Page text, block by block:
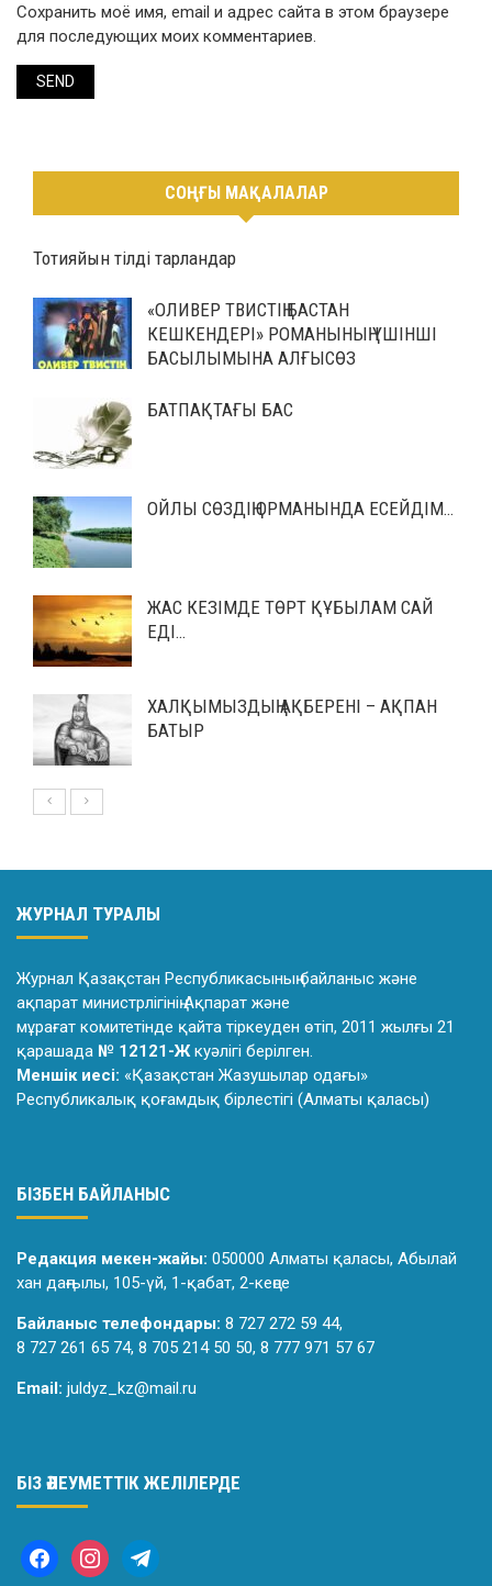
Сохранить моё имя, email и адрес сайта в этом браузере
для последующих моих комментариев.
СОҢҒЫ МАҚАЛАЛАР
Тотияйын тілді тарландар
«ОЛИВЕР ТВИСТІҢ БАСТАН
КЕШКЕНДЕРІ» РОМАНЫНЫҢ ҮШІНШІ
БАСЫЛЫМЫНА АЛҒЫСӨЗ
БАТПАҚТАҒЫ БАС
ОЙЛЫ СӨЗДІҢ ОРМАНЫНДА ЕСЕЙДІМ…
ЖАС КЕЗІМДЕ ТӨРТ ҚҰБЫЛАМ САЙ
ЕДІ…
ХАЛҚЫМЫЗДЫҢ АҚБЕРЕНІ – АҚПАН
БАТЫР
ЖУРНАЛ ТУРАЛЫ
Журнал Қазақстан Республикасының байланыс және
ақпарат министрлiгiнiң Ақпарат және
мұрағат комитетiнде қайта тiркеуден өтiп, 2011 жылғы 21
қарашада № 12121-Жкуәлiгi берiлген.
Меншік иесі: «Қазақстан Жазушылар одағы»
Республикалық қоғамдық бірлестігі (Алматы қаласы)
БІЗБЕН БАЙЛАНЫС
Редакция мекен-жайы: 050000 Алматы қаласы, Абылай
хан даңғылы, 105-үй, 1-қабат, 2-кеңсе
Байланыс телефондары: 8 727 272 59 44,
8 727 261 65 74, 8 705 214 50 50, 8 777 971 57 67
Email: juldyz_kz@mail.ru
БІЗ ӘЛЕУМЕТТІК ЖЕЛІЛЕРДЕ